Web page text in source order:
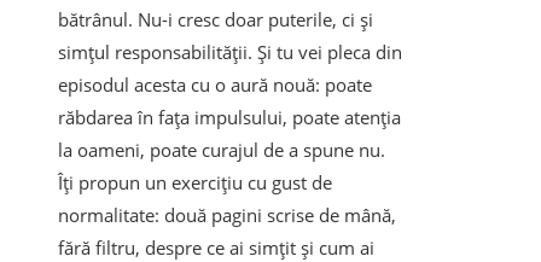
bătrânul. Nu-i cresc doar puterile, ci și
simțul responsabilității. Și tu vei pleca din
episodul acesta cu o aură nouă: poate
răbdarea în fața impulsului, poate atenția
la oameni, poate curajul de a spune nu.
Îți propun un exercițiu cu gust de
normalitate: două pagini scrise de mână,
fără filtru, despre ce ai simțit și cum ai